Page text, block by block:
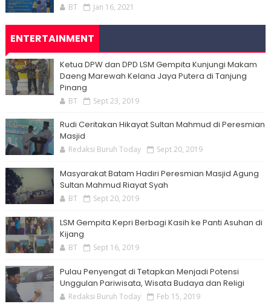
BT Jan 16, 2021
ENTERTAINMENT
Ketua DPW dan DPD LSM Gempita Kunjungi Makam
Daeng Marewah Kelana Jaya Putera di Tanjung
Pinang
BT Sept 23, 2019
Rudi Ceritakan Hikayat Sultan Mahmud di Peresmian
Masjid
Redaksi Buruh Today Sept 20, 2019
Masyarakat Batam Hadiri Peresmian Masjid Agung
Sultan Mahmud Riayat Syah
BT Sept 20, 2019
LSM Gempita Kepri Berbagi Kasih ke Panti Asuhan di
Kijang
BT Sept 16, 2019
Pulau Penyengat di Tetapkan Menjadi Potensi
Unggulan Pariwisata, Wisata Budaya dan Religi
Redaksi Buruh Today Feb 15, 2019